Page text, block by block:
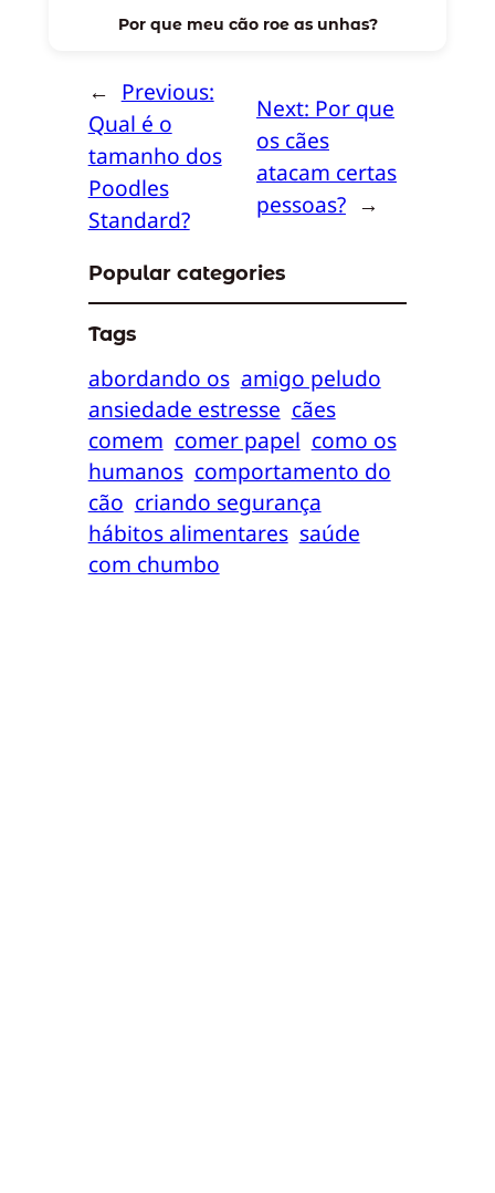
Por que meu cão roe as unhas?
← Previous:
Qual é o
tamanho dos
Poodles
Standard?
Next: Por que
os cães
atacam certas
pessoas? →
Popular categories
Tags
abordando os amigo peludo
ansiedade estresse cães
comem comer papel como os
humanos comportamento do
cão criando segurança
hábitos alimentares saúde
com chumbo